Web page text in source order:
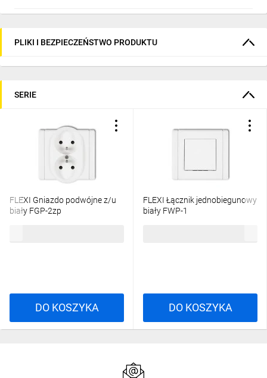
PLIKI I BEZPIECZEŃSTWO PRODUKTU
SERIE
FLEXI Gniazdo podwójne z/u
biały FGP-2zp
DO KOSZYKA
FLEXI Łącznik jednobiegunowy
biały FWP-1
DO KOSZYKA